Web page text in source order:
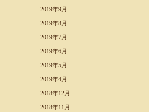
2019年9月
2019年8月
2019年7月
2019年6月
2019年5月
2019年4月
2018年12月
2018年11月